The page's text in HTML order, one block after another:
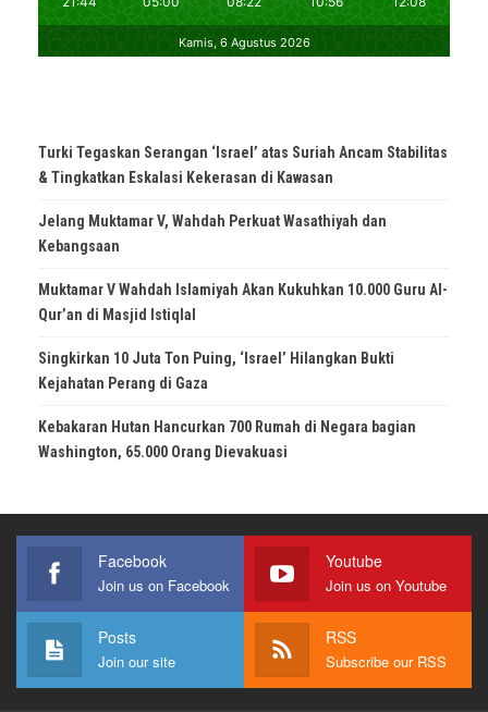
Turki Tegaskan Serangan ‘Israel’ atas Suriah Ancam Stabilitas
& Tingkatkan Eskalasi Kekerasan di Kawasan
Jelang Muktamar V, Wahdah Perkuat Wasathiyah dan
Kebangsaan
Muktamar V Wahdah Islamiyah Akan Kukuhkan 10.000 Guru Al-
Qur’an di Masjid Istiqlal
Singkirkan 10 Juta Ton Puing, ‘Israel’ Hilangkan Bukti
Kejahatan Perang di Gaza
Kebakaran Hutan Hancurkan 700 Rumah di Negara bagian
Washington, 65.000 Orang Dievakuasi
Facebook
Join us on Facebook
Youtube
Join us on Youtube
Posts
Join our site
RSS
Subscribe our RSS